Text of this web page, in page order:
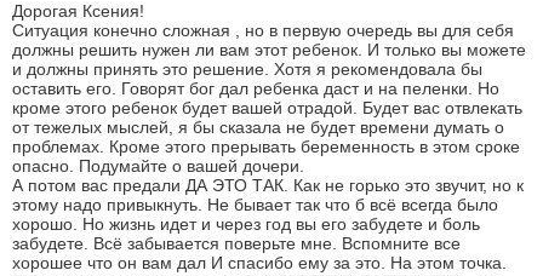
Дорогая Ксения!
Ситуация конечно сложная , но в первую очередь вы для себя
должны решить нужен ли вам этот ребенок. И только вы можете
и должны принять это решение. Хотя я рекомендовала бы
оставить его. Говорят бог дал ребенка даст и на пеленки. Но
кроме этого ребенок будет вашей отрадой. Будет вас отвлекать
от тежелых мыслей, я бы сказала не будет времени думать о
проблемах. Кроме этого прерывать беременность в этом сроке
опасно. Подумайте о вашей дочери.
А потом вас предали ДА ЭТО ТАК. Как не горько это звучит, но к
этому надо привыкнуть. Не бывает так что б всё всегда было
хорошо. Но жизнь идет и через год вы его забудете и боль
забудете. Всё забывается поверьте мне. Вспомните все
хорошее что он вам дал И спасибо ему за это. На этом точка.